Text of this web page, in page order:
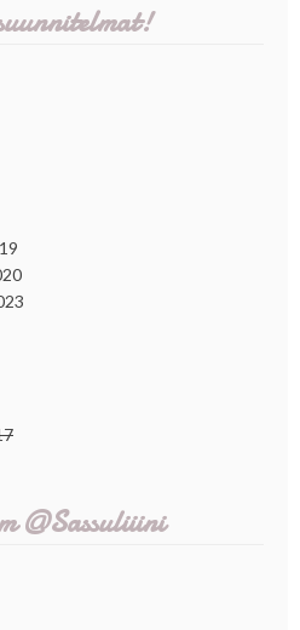
@Sassuliiini